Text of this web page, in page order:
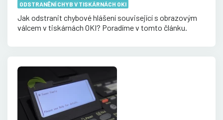
ODSTRANĚNÍ CHYB V TISKÁRNÁCH OKI
Jak odstranit chybové hlášení související s obrazovým
válcem v tiskárnách OKI? Poradíme v tomto článku.